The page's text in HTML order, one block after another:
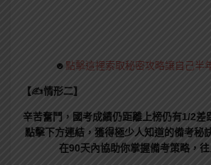
☻ 點擊這裡索取秘密攻略讓自己半
【✍情形二】
辛苦奮鬥，國考成績仍距離上榜仍有1/2差
點擊下方連結，獲得極少人知道的備考秘
在90天內協助你掌握備考策略，往